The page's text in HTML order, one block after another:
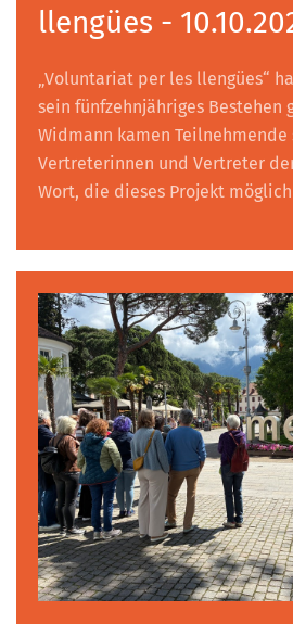
llengües -
„Voluntariat per les llengües“
sein fünfzehnjähriges Bestehen
Widmann kamen Teilnehmende
Vertreterinnen und Vertreter
Wort, die dieses Projekt